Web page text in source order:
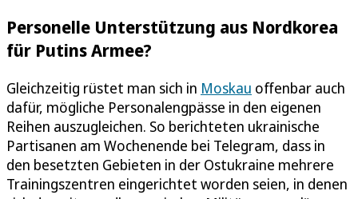
Personelle Unterstützung aus Nordkorea
für Putins Armee?
Gleichzeitig rüstet man sich in Moskau offenbar auch
dafür, mögliche Personalengpässe in den eigenen
Reihen auszugleichen. So berichteten ukrainische
Partisanen am Wochenende bei Telegram, dass in
den besetzten Gebieten in der Ostukraine mehrere
Trainingszentren eingerichtet worden seien, in denen